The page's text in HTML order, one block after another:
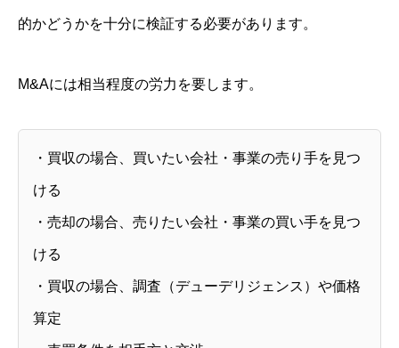
的かどうかを十分に検証する必要があります。
M&Aには相当程度の労力を要します。
・買収の場合、買いたい会社・事業の売り手を見つ
ける
・売却の場合、売りたい会社・事業の買い手を見つ
ける
・買収の場合、調査（デューデリジェンス）や価格
算定
会社案内